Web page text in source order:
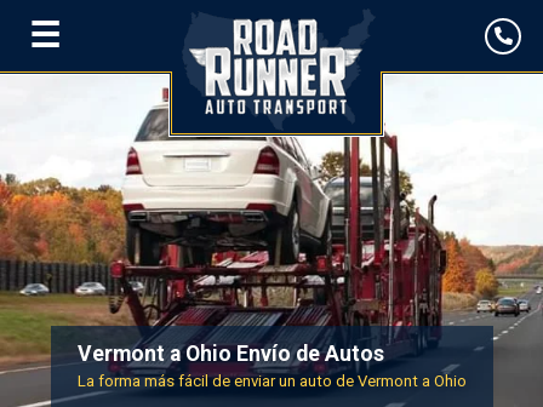
☰
Vermont a Ohio Envío de Autos
La forma más fácil de enviar un auto de Vermont a Ohio